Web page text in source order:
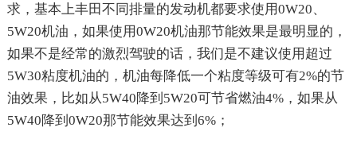
求，基本上丰田不同排量的发动机都要求使用0W20、
5W20机油，如果使用0W20机油那节能效果是最明显的，
如果不是经常的激烈驾驶的话，我们是不建议使用超过
5W30粘度机油的，机油每降低一个粘度等级可有2%的节
油效果，比如从5W40降到5W20可节省燃油4%，如果从
5W40降到0W20那节能效果达到6%；